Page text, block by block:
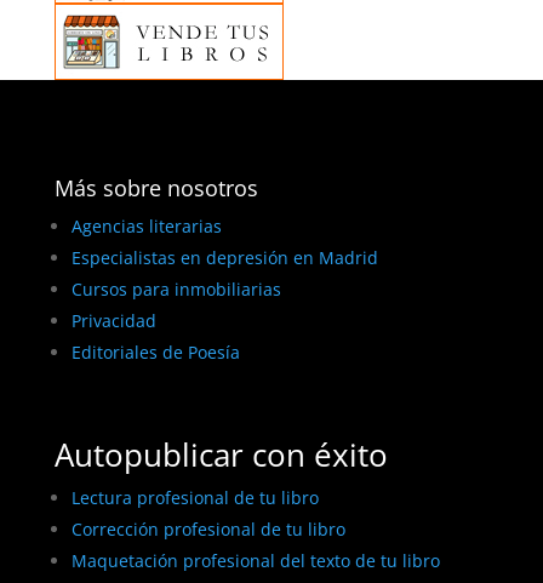
Más sobre nosotros
Agencias literarias
Especialistas en depresión en Madrid
Cursos para inmobiliarias
Privacidad
Editoriales de Poesía
Autopublicar con éxito
Lectura profesional de tu libro
Corrección profesional de tu libro
Maquetación profesional del texto de tu libro